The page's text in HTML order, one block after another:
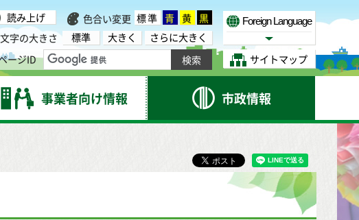
読み上げ 色合い変更 標準 青 黄 黒
文字の大きさ
標準 大きく
さらに大きく
ージID
Foreign Language
Select Language
サイトマップ
事業者向け情報 市政情報